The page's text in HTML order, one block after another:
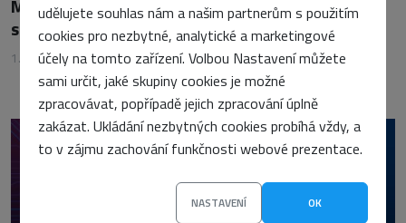
udělujete souhlas nám a našim partnerům s použitím
cookies pro nezbytné, analytické a marketingové
účely na tomto zařízení. Volbou Nastavení můžete
sami určit, jaké skupiny cookies je možné
zpracovávat, popřípadě jejich zpracování úplně
zakázat. Ukládání nezbytných cookies probíhá vždy, a
to v zájmu zachování funkčnosti webové prezentace.
NASTAVENÍ OK
session nebo passkeys
1. června 2026 • Petra Sasínová